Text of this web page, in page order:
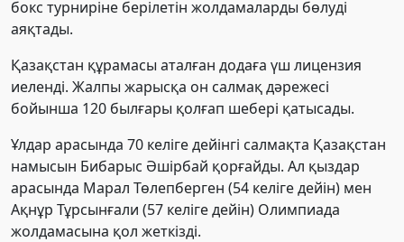
бокс турниріне берілетін жолдамаларды бөлуді
аяқтады.
Қазақстан құрамасы аталған додаға үш лицензия
иеленді. Жалпы жарысқа он салмақ дәрежесі
бойынша 120 былғары қолғап шебері қатысады.
Ұлдар арасында 70 келіге дейінгі салмақта Қазақстан
намысын Бибарыс Әшірбай қорғайды. Ал қыздар
арасында Марал Төлепберген (54 келіге дейін) мен
Ақнұр Тұрсынғали (57 келіге дейін) Олимпиада
жолдамасына қол жеткізді.